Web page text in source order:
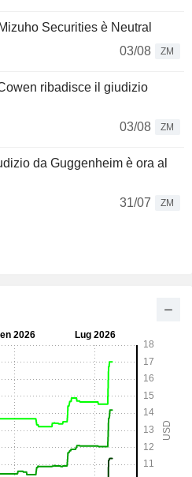
Securities è Neutral
03/08
ZM
ribadisce il giudizio
03/08
ZM
da Guggenheim è ora al
31/07
ZM